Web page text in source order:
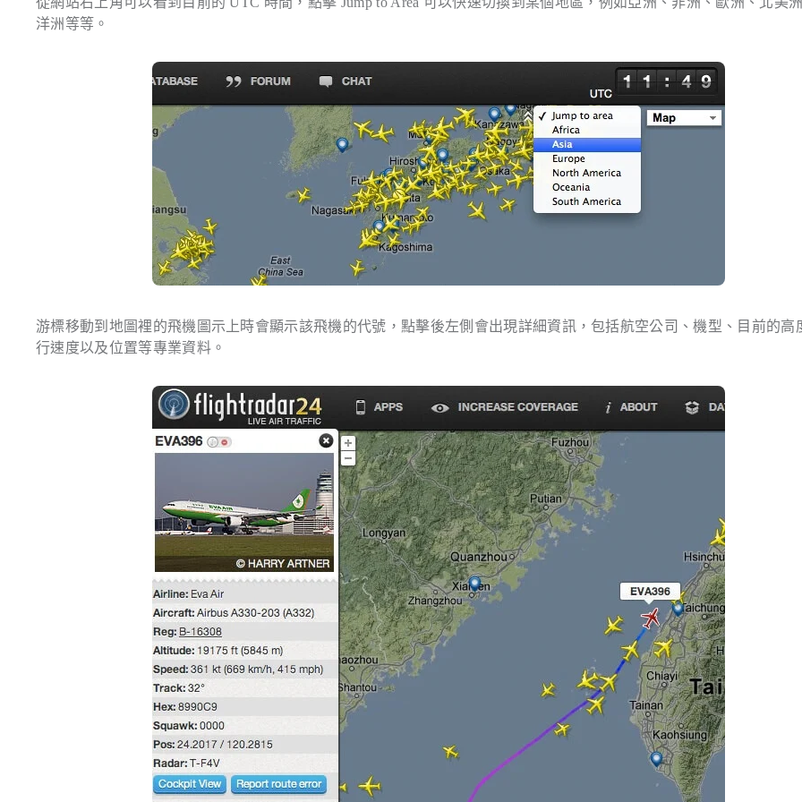
洋洲等等。
游標移動到地圖裡的飛機圖示上時會顯示該飛機的代號，點擊後左側會出現詳細資訊，包括航空公司、機型、目前的高
行速度以及位置等專業資料。